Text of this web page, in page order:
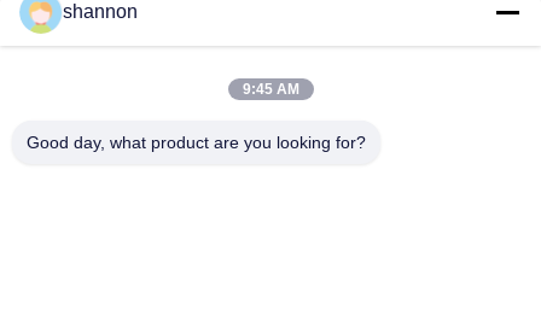
Pompa d'alimentazione di caldaia portatile verticale della
pompa di estinzione di incendio in centrale elettrica termica
Pompa idraulica centrifuga ripetitore a più stadi del RO del
shannon
9:45 AM
Good day, what product are you looking for?